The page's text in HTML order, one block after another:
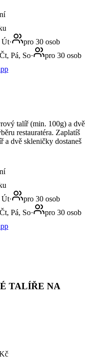
Út·
pro 30 osob
Pá, So·
pro 30 osob
talíř (min. 100g) a dvě
restauratéra. Zaplatíš
a dvě skleničky dostaneš
Út·
pro 30 osob
Pá, So·
pro 30 osob
TALÍŘE NA